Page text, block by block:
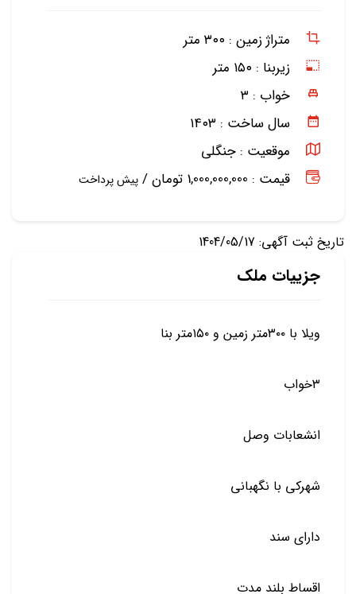
متراژ زمین : ۳۰۰ متر
زیربنا : ۱۵۰ متر
خواب : ۳
سال ساخت : ۱۴۰۳
موقعیت : جنگلی
قیمت : 1,000,000,000 تومان /
پیش پرداخت
تاریخ ثبت آگهی: 1404/05/17
جزییات ملک
ویلا با ۳۰۰متر زمین و ۱۵۰متر بنا
۳خواب
انشعابات وصل
شهرکی با نگهبانی
دارای سند
اقساط بلند مدت